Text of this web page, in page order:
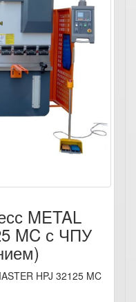
METAL
MC с ЧПУ
HPJ 32125 MC